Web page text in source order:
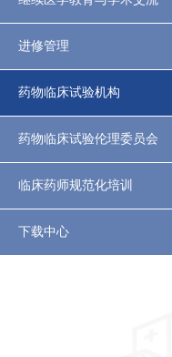
进修管理
药物临床试验机构
药物临床试验伦理委员会
临床药师规范化培训
下载中心